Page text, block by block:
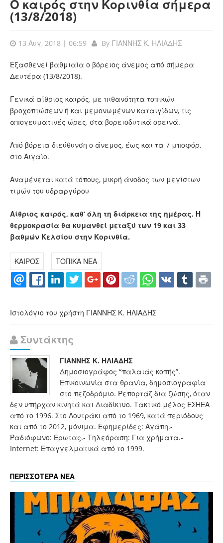
Ο καιρός στην Κορινθία σήμερα
(13/8/2018)
13 Αυγ, 2018 | 06:59 By ΓΙΑΝΝΗΣ Κ. ΗΛΙΑΔΗΣ
Εξασθενεί βαθμιαία ο βόρειος άνεμος από σήμερα
Δευτέρα (13/8/2018).
Γενικά αίθριος καιρός, με πιθανότητα τοπικών
βροχοπτώσεων ή και μεμονωμένων καταιγίδων, τις
απογευματινές ώρες, στα βορειοδυτικά ορεινά.
Από βόρεια διεύθυνση ο άνεμος, έως και τα 7 μποφόρ,
στο Αιγαίο.
Αναμένεται κατά τόπους, μικρή άνοδος των μεγίστων
τιμών του υδραργύρου
Αίθριος καιρός, καθ’ όλη τη διάρκεια της ημέρας. Η
θερμοκρασία θα κυμανθεί μεταξύ των 19 και 33
βαθμών Κελσίου στην Κορινθία.
ΚΑΙΡΟΣ ΤΟΠΙΚΑ ΝΕΑ
Ιστολόγιο του χρήστη ΓΙΑΝΝΗΣ Κ. ΗΛΙΑΔΗΣ
Συντάκτης
ΓΙΑΝΝΗΣ Κ. ΗΛΙΑΔΗΣ
Δημοσιογράφος “παλαιάς κοπής”.
Επικοινωνία στα θρανία, δημοσιογραφία
στο πεζοδρόμιο. Ρεπορτάζ δια ζώσης, όταν
δεν υπήρχαν κινητά και Διαδίκτυο. Τακτικό μέλος ΕΣΗΕΑ
από το 1996. Στο Λουτράκι από το 1969, κατά περιόδους
και από το 2012, μόνιμα. Εφημερίδες: Αγάπη.-
Ραδιόφωνο: Ερωτας.- Τηλεόραση: Για χρήματα.-
Internet: Επαγγελματικά από το 1999.
ΠΕΡΙΣΣΟΤΕΡΑ ΝΕΑ